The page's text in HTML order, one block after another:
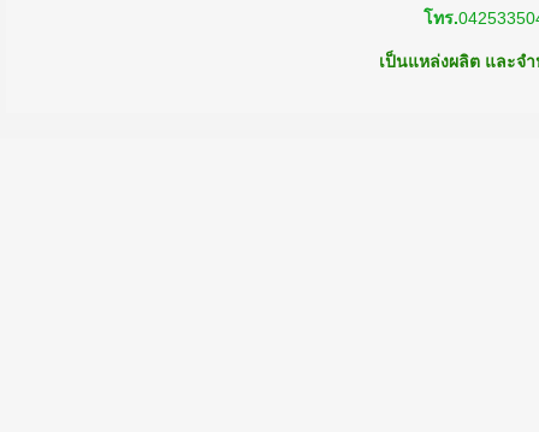
โทร.
เป็นแหล่งผลิต และจ